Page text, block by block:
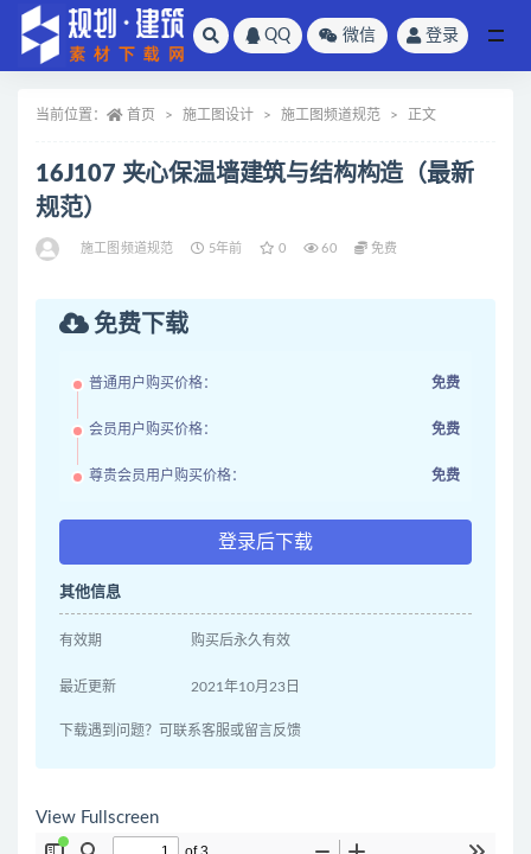
QQ 微信 登录
当前位置： 首页 施工图设计 施工图频道规范 正文
16J107 夹心保温墙建筑与结构构造（最新
规范）
施工图频道规范 5年前 0 60 免费
免费下载
普通用户购买价格： 免费
会员用户购买价格： 免费
尊贵会员用户购买价格： 免费
登录后下载
其他信息
有效期 购买后永久有效
最近更新 2021年10月23日
下载遇到问题？可联系客服或留言反馈
View Fullscreen
全部